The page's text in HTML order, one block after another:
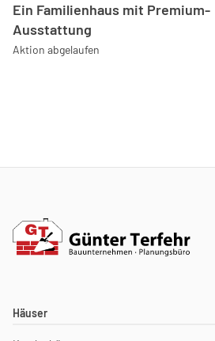
Ein Familienhaus mit Premium-
Ausstattung
Aktion abgelaufen
Häuser